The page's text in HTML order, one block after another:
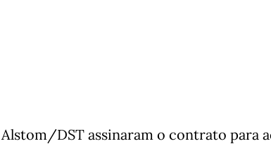
DST assinaram o contrato para